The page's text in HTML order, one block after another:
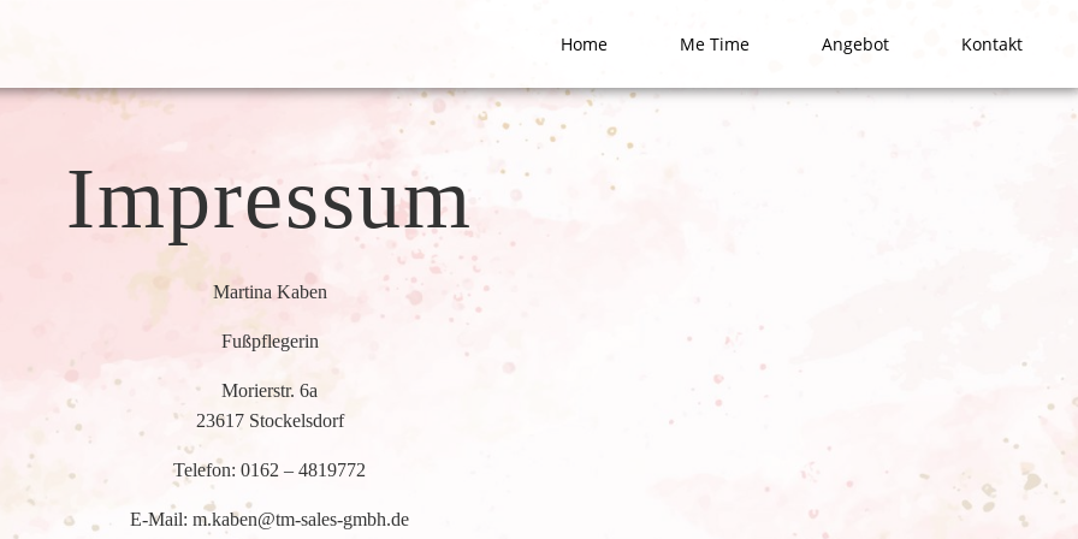
Home Me Time Angebot Kontakt
Impressum
Martina Kaben
Fußpflegerin
Morierstr. 6a
23617 Stockelsdorf
Telefon: 0162 – 4819772
E-Mail: m.kaben@tm-sales-gmbh.de